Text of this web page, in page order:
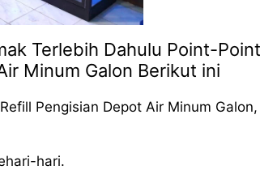
Terlebih Dahulu Point-Point
Minum Galon Berikut ini
Pengisian Depot Air Minum Galon,
hari.